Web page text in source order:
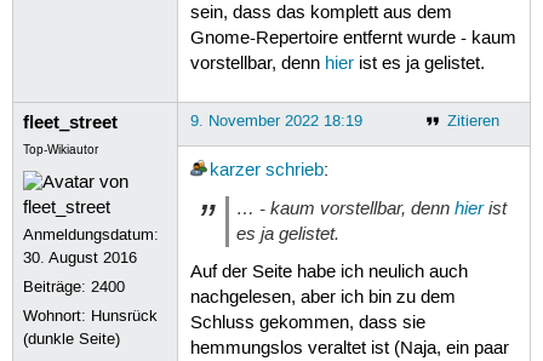
sein, dass das komplett aus dem
Gnome-Repertoire entfernt wurde - kaum
vorstellbar, denn hierist es ja gelistet.
fleet_street
Top-Wikiautor
Anmeldungsdatum:
30. August 2016
Beiträge:2400
Wohnort: Hunsrück
(dunkle Seite)
Zitieren
9. November 2022 18:19
karzer schrieb:
… - kaum vorstellbar, denn hierist
es ja gelistet.
Auf der Seite habe ich neulich auch
nachgelesen, aber ich bin zu dem
Schluss gekommen, dass sie
hemmungslos veraltet ist (Naja, ein paar